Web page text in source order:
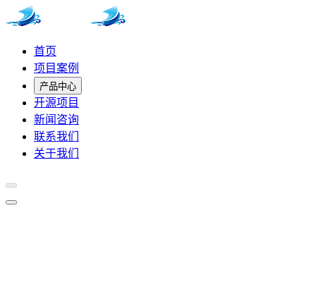
首页
项目案例
产品中心
开源项目
新闻咨询
联系我们
关于我们